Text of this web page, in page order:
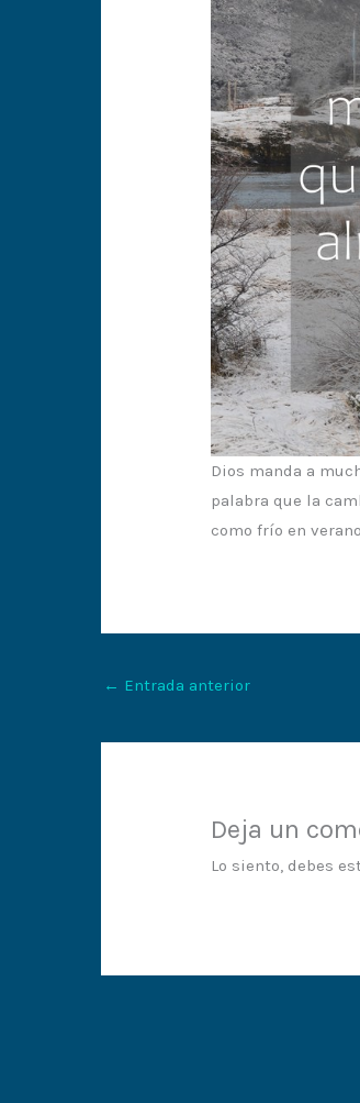
Dios manda a
palabra que la
como frío en
← Entrada anterior
Deja un
Lo siento, debes